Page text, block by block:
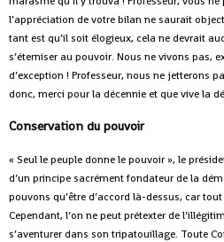
l’appréciation de votre bilan ne saurait
tant est qu’il soit élogieux, cela ne devrait
s’éterniser au pouvoir. Nous ne vivons pas,
d’exception ! Professeur, nous ne jetterons
donc, merci pour la décennie et que vive la
Conservation du pouvoir
« Seul le peuple donne le pouvoir », le
d’un principe sacrément fondateur de la
pouvons qu’être d’accord là-dessus, car
Cependant, l’on ne peut prétexter de
s’aventurer dans son tripatouillage. Toute